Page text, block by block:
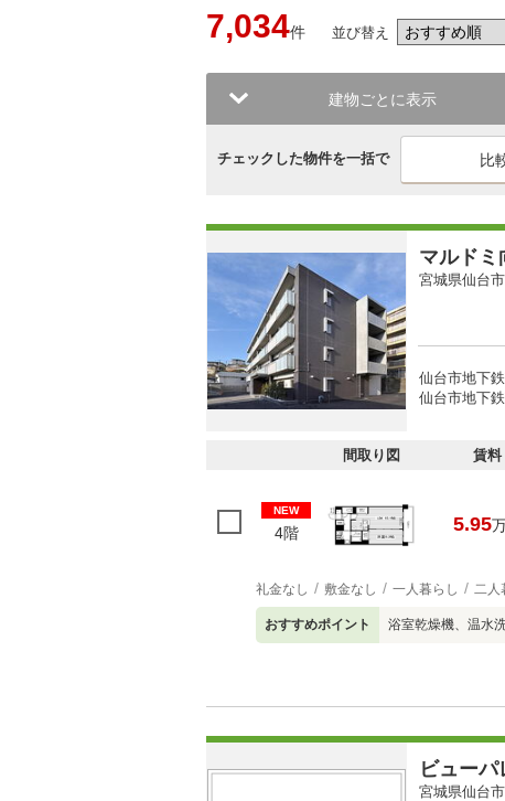
7,034件 並び替え
建物ごとに表示
チェックした物件を一括で
マルドミ
宮城県仙台
仙台市地下
仙台市地下
間取り図 賃料
NEW
4階 5.95
礼金なし 敷金なし 一人暮らし 二人
おすすめポイント 浴室乾燥機、温水
ビュー
宮城県仙台